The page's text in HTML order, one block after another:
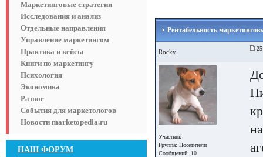
Маркетинговые стратегии
Исследования и анализ
Отдельные направления
Управление маркетингом
Практика и кейсы
Книги по маркетингу
Психология
Экономика
Разное
События для маркетологов
Новости marketopedia.ru
НАШ ФОРУМ
Рентабельность
Rocky 25
Участник
Группа: Посетители
Сообщений: 10